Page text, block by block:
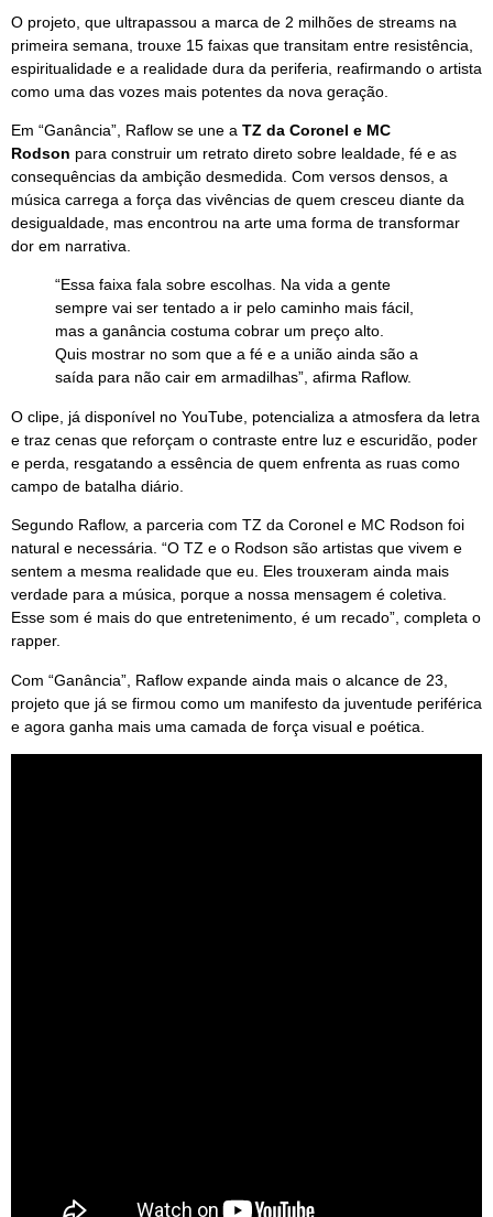
O projeto, que ultrapassou a marca de 2 milhões de streams na
primeira semana, trouxe 15 faixas que transitam entre resistência,
espiritualidade e a realidade dura da periferia, reafirmando o artista
como uma das vozes mais potentes da nova geração.
Em “Ganância”, Raflow se une a TZ da Coronel e MC
Rodson para construir um retrato direto sobre lealdade, fé e as
consequências da ambição desmedida. Com versos densos, a
música carrega a força das vivências de quem cresceu diante da
desigualdade, mas encontrou na arte uma forma de transformar
dor em narrativa.
“Essa faixa fala sobre escolhas. Na vida a gente
sempre vai ser tentado a ir pelo caminho mais fácil,
mas a ganância costuma cobrar um preço alto.
Quis mostrar no som que a fé e a união ainda são a
saída para não cair em armadilhas”, afirma Raflow.
O clipe, já disponível no YouTube, potencializa a atmosfera da letra
e traz cenas que reforçam o contraste entre luz e escuridão, poder
e perda, resgatando a essência de quem enfrenta as ruas como
campo de batalha diário.
Segundo Raflow, a parceria com TZ da Coronel e MC Rodson foi
natural e necessária. “O TZ e o Rodson são artistas que vivem e
sentem a mesma realidade que eu. Eles trouxeram ainda mais
verdade para a música, porque a nossa mensagem é coletiva.
Esse som é mais do que entretenimento, é um recado”, completa o
rapper.
Com “Ganância”, Raflow expande ainda mais o alcance de 23,
projeto que já se firmou como um manifesto da juventude periférica
e agora ganha mais uma camada de força visual e poética.